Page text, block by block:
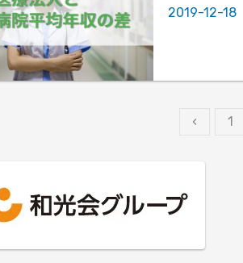
2019-12-18
‹ 1